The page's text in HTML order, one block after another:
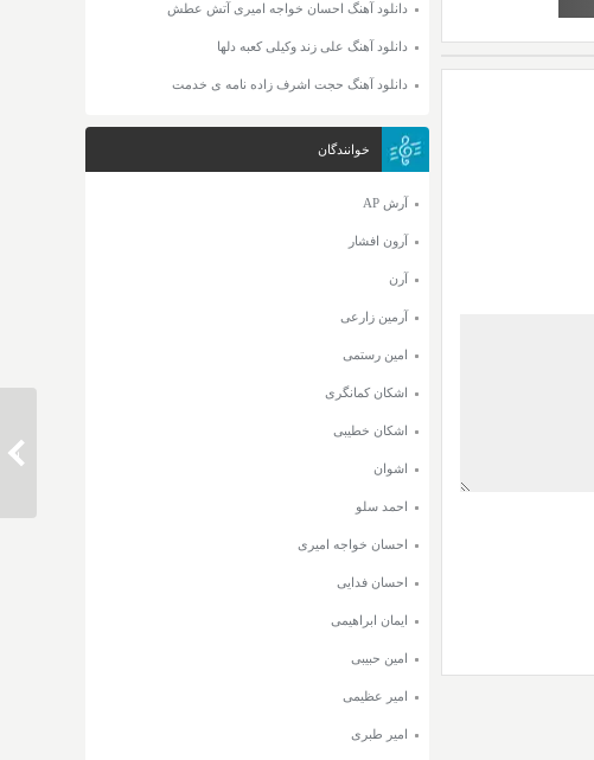
دانلود آهنگ احسان خواجه امیری آتش عطش
دانلود آهنگ علی زند وکیلی کعبه دلها
دانلود آهنگ حجت اشرف زاده نامه ی خدمت
خوانندگان
آرش AP
آرون افشار
آرن
آرمین زارعی
امین رستمی
اشکان کمانگری
اشکان خطیبی
اشوان
احمد سلو
احسان خواجه امیری
احسان فدایی
ایمان ابراهیمی
امین حبیبی
امیر عظیمی
امیر طبری